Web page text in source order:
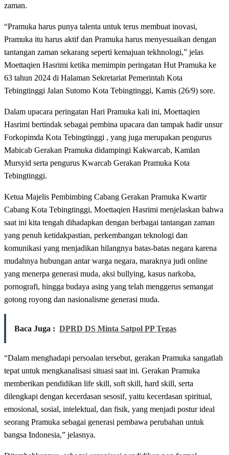
zaman.
“Pramuka harus punya talenta untuk terus membuat inovasi,
Pramuka itu harus aktif dan Pramuka harus menyesuaikan dengan
tantangan zaman sekarang seperti kemajuan tekhnologi,” jelas
Moettaqien Hasrimi ketika memimpin peringatan Hut Pramuka ke
63 tahun 2024 di Halaman Sekretariat Pemerintah Kota
Tebingtinggi Jalan Sutomo Kota Tebingtinggi, Kamis (26/9) sore.
Dalam upacara peringatan Hari Pramuka kali ini, Moettaqien
Hasrimi bertindak sebagai pembina upacara dan tampak hadir unsur
Forkopimda Kota Tebingtinggi , yang juga merupakan pengurus
Mabicab Gerakan Pramuka didampingi Kakwarcab, Kamlan
Mursyid serta pengurus Kwarcab Gerakan Pramuka Kota
Tebingtinggi.
Ketua Majelis Pembimbing Cabang Gerakan Pramuka Kwartir
Cabang Kota Tebingtinggi, Moettaqien Hasrimi menjelaskan bahwa
saat ini kita tengah dihadapkan dengan berbagai tantangan zaman
yang penuh ketidakpastian, perkembangan teknologi dan
komunikasi yang menjadikan hilangnya batas-batas negara karena
mudahnya hubungan antar warga negara, maraknya judi online
yang menerpa generasi muda, aksi bullying, kasus narkoba,
pornografi, hingga budaya asing yang telah menggerus semangat
gotong royong dan nasionalisme generasi muda.
Baca Juga : DPRD DS Minta Satpol PP Tegas
“Dalam menghadapi persoalan tersebut, gerakan Pramuka sangatlah
tepat untuk mengkanalisasi situasi saat ini. Gerakan Pramuka
memberikan pendidikan life skill, soft skill, hard skill, serta
dilengkapi dengan kecerdasan sesosif, yaitu kecerdasan spiritual,
emosional, sosial, intelektual, dan fisik, yang menjadi postur ideal
seorang Pramuka sebagai generasi pembawa perubahan untuk
bangsa Indonesia,” jelasnya.